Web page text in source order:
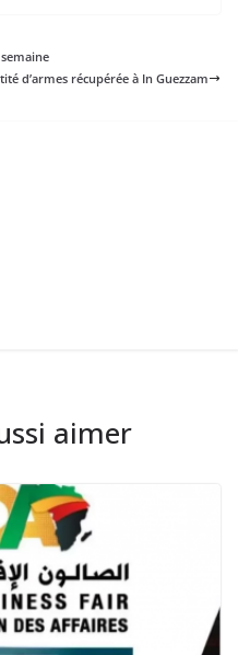
d’armes récupérée à In Guezzam
aimer